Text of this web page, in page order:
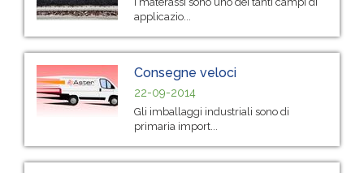
applicazio...
Consegne veloci
22-09-2014
Gli imballaggi industriali sono di
primaria import...